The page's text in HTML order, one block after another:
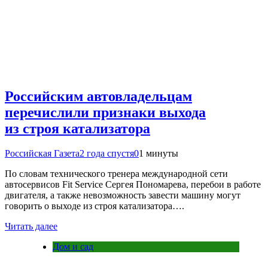
Российским автовладельцам
перечислили признаки выхода
из строя катализатора
Российская Газета2 года спустя01 минуты
По словам технического тренера международной сети
автосервисов Fit Service Сергея Пономарева, перебои в работе
двигателя, а также невозможность завести машину могут
говорить о выходе из строя катализатора….
Читать далее
Дом и сад